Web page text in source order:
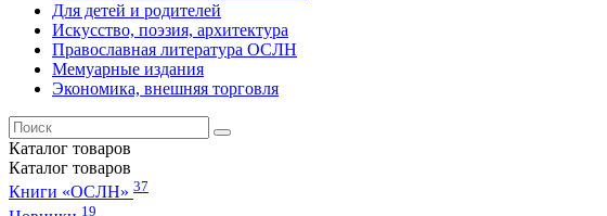
Для детей и родителей
Искусство, поэзия, архитектура
Православная литература ОСЛН
Мемуарные издания
Экономика, внешняя торговля
Каталог товаров
Каталог товаров
Книги «ОСЛН» 37
19